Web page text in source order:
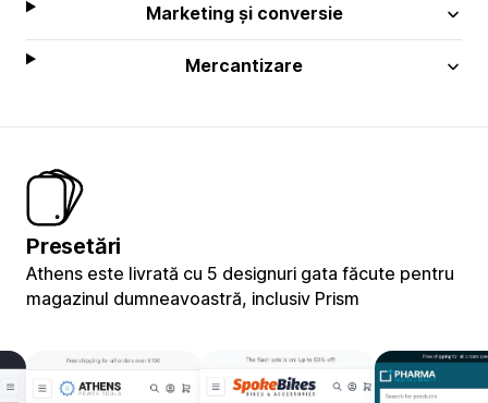
Marketing și conversie
Mercantizare
Presetări
Athens este livrată cu 5 designuri gata făcute pentru
magazinul dumneavoastră, inclusiv Prism